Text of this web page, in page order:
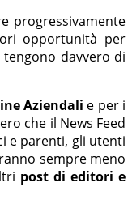
progressivamente
opportunità per
davvero di
Aziendali e per i
che il News Feed
e parenti, gli utenti
sempre meno
post di editori e